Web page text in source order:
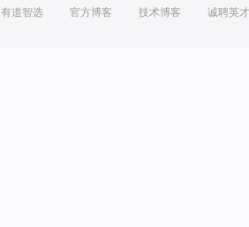
有道智选 官方博客 技术博客 诚聘英才